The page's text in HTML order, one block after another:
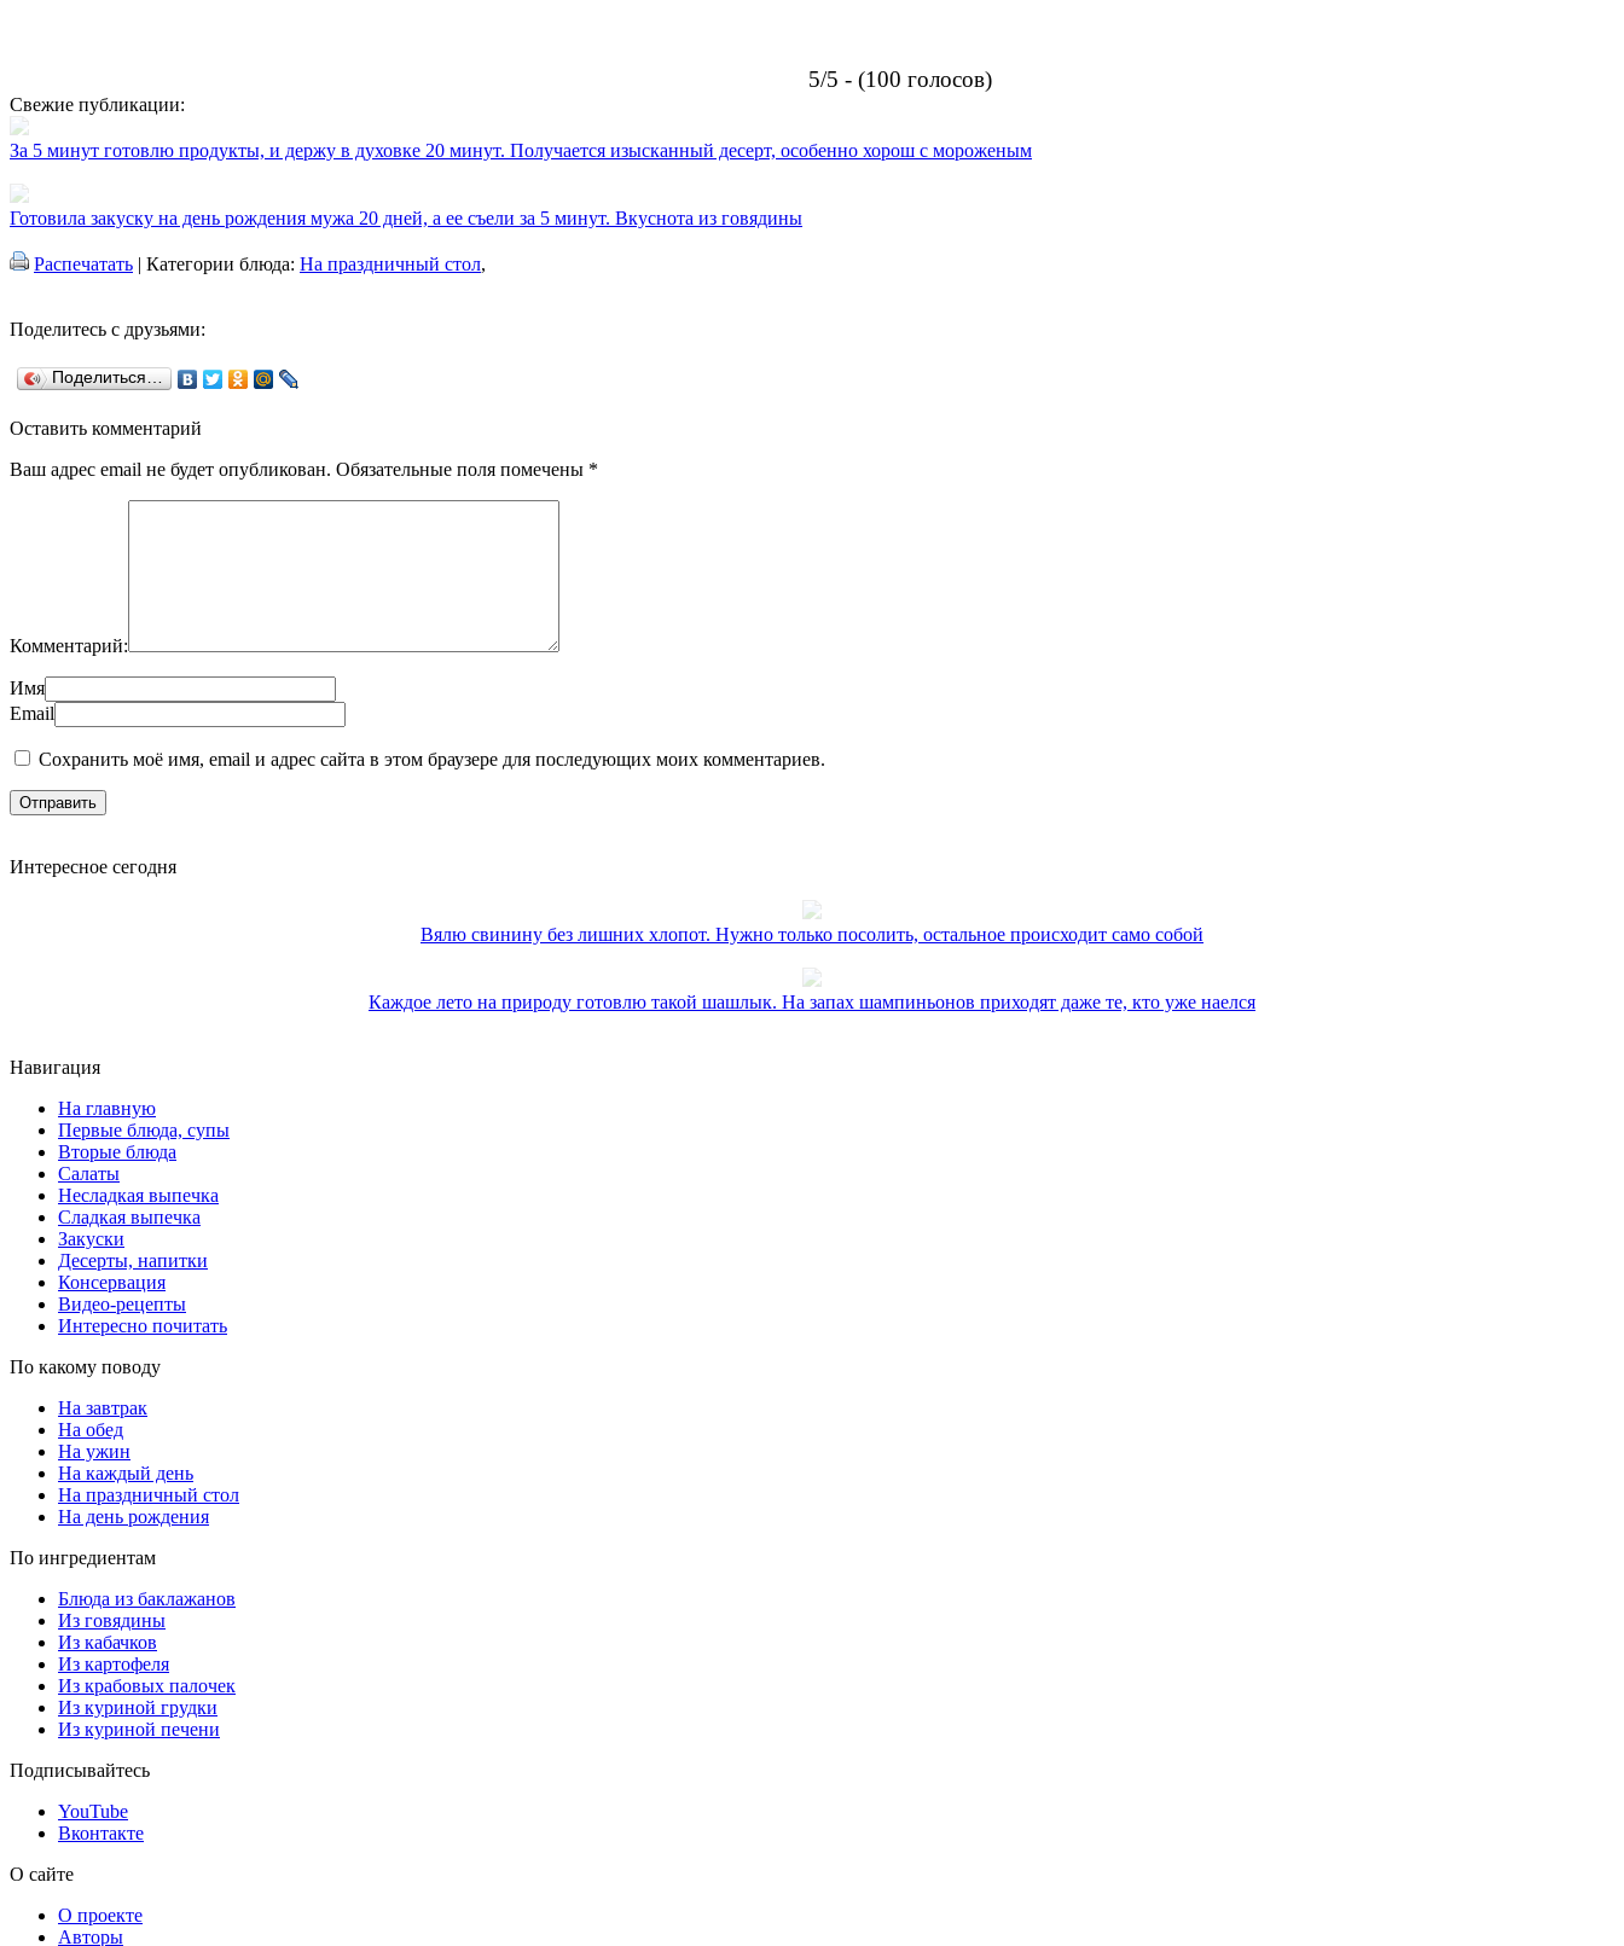
5/5 - (100 голосов)
Свежие публикации:
За 5 минут готовлю продукты, и держу в духовке 20 минут. Получается изысканный десерт, особенно хорош с мороженым
Готовила закуску на день рождения мужа 20 дней, а ее съели за 5 минут. Вкуснота из говядины
Распечатать | Категории блюда: На праздничный стол,
Поделитесь с друзьями:
Поделиться…
Оставить комментарий
Ваш адрес email не будет опубликован. Обязательные поля помечены *
Комментарий:
Имя
Email
Сохранить моё имя, email и адрес сайта в этом браузере для последующих моих комментариев.
Интересное сегодня
Вялю свинину без лишних хлопот. Нужно только посолить, остальное происходит само собой
Каждое лето на природу готовлю такой шашлык. На запах шампиньонов приходят даже те, кто уже наелся
Навигация
На главную
Первые блюда, супы
Вторые блюда
Салаты
Несладкая выпечка
Сладкая выпечка
Закуски
Десерты, напитки
Консервация
Видео-рецепты
Интересно почитать
По какому поводу
На завтрак
На обед
На ужин
На каждый день
На праздничный стол
На день рождения
По ингредиентам
Блюда из баклажанов
Из говядины
Из кабачков
Из картофеля
Из крабовых палочек
Из куриной грудки
Из куриной печени
Подписывайтесь
YouTube
Вконтакте
О сайте
О проекте
Авторы